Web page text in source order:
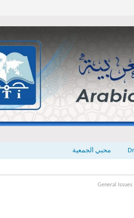
محبي الجمعية